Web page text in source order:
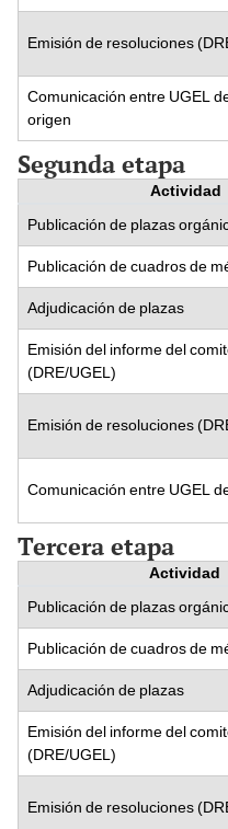
Emisión de resoluciones
Comunicación entre UGEL
origen
Segunda etapa
Actividad
Publicación de plazas
Publicación de cuadros de
Adjudicación de plazas
Emisión del informe del
(DRE/UGEL)
Emisión de resoluciones
Comunicación entre UGEL
Tercera etapa
Actividad
Publicación de plazas
Publicación de cuadros de
Adjudicación de plazas
Emisión del informe del
(DRE/UGEL)
Emisión de resoluciones